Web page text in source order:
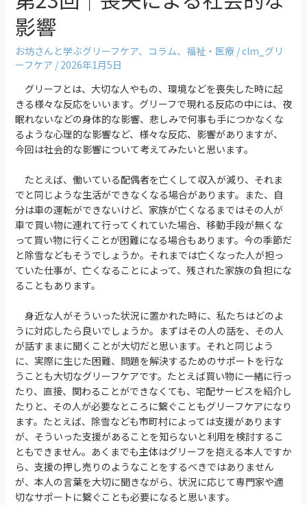
影響
お坊さんと学ぶグリーフケア、 コラム、 福祉・医療/clm_グリ
ーフケア / 2026年1月5日
グリーフとは、大切な人やもの、環境などを喪失した時に起
きる様々な反応をいいます。グリーフで現れる反応の中には、夜
眠れないなどの身体的な影響、悲しみで何事も手につかなくな
るような心理的な影響など、様々な反応、影響がありますが、
今回は社会的な影響について考えてみたいと思います。
たとえば、働いている配偶者を亡くして収入が減り、それま
でと同じような生活ができなくなる場合があります。また、自
分は車の運転ができないけど、家族が亡くなるまではその人が
車で買い物に連れて行ってくれていた場合、移動手段が無くな
って買い物に行くことが困難になる場合もあります。今の季節だ
と除雪などもそうでしょうか。それまでは亡くなった人が担っ
ていた仕事が、亡くなることによって、残された家族の負担にな
ることもあります。
身近な人がそういった状況に置かれた時に、私たちはどのよ
うに対応したら良いでしょうか。まずはその人の話を、その人
が話すままに聞くことが大切だと思います。それと同じよう
に、実際に生じた困難、問題を解決するためのサポートを行な
うことも大切なグリーフケアです。たとえば買い物に一緒に行っ
たり、直接、関わることができなくても、宅配サービスを紹介し
たりと、その人が必要なところに繋ぐこともグリーフケアになり
ます。たとえば、除雪なども市町村によっては支援があります
が、そういった支援があることを知らないと利用を検討するこ
ともできません。あくまでも主体はグリーフを抱える本人ですか
ら、支援の押し売りのようなことをするべきではありません
が、本人の言葉を大切に聞きながら、状況に応じて専門家や適
切なサポートに繋ぐことも必要になると思います。